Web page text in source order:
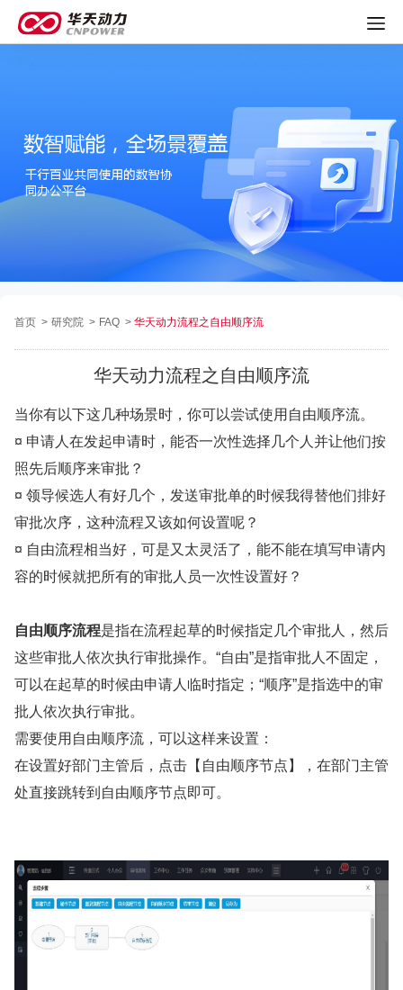
首页 > 研究院 > FAQ > 华天动力流程之自由顺序流
华天动力流程之自由顺序流
当你有以下这几种场景时，你可以尝试使用自由顺序流。
¤ 申请人在发起申请时，能否一次性选择几个人并让他们按
照先后顺序来审批？
¤ 领导候选人有好几个，发送审批单的时候我得替他们排好
审批次序，这种流程又该如何设置呢？
¤ 自由流程相当好，可是又太灵活了，能不能在填写申请内
容的时候就把所有的审批人员一次性设置好？
自由顺序流程是指在流程起草的时候指定几个审批人，然后
这些审批人依次执行审批操作。“自由”是指审批人不固定，
可以在起草的时候由申请人临时指定；“顺序”是指选中的审
批人依次执行审批。
需要使用自由顺序流，可以这样来设置：
在设置好部门主管后，点击【自由顺序节点】，在部门主管
处直接跳转到自由顺序节点即可。